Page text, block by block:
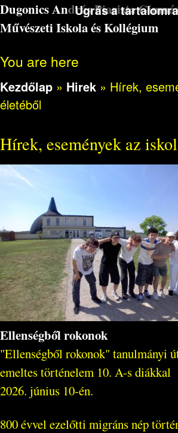
Ugrás a tartalomra
Dugonics András Piarista
Művészeti Iskola és Kollégium
You are here
Kezdőlap » Hirek » Hírek,
életéből
Hírek, események az
Ellenségből rokonok
"Ellenségből rokonok" tanulmányi
emeltes történelem 10. A-s diákkal
2026. június 10-én.
800 évvel ezelőtti migráns nép